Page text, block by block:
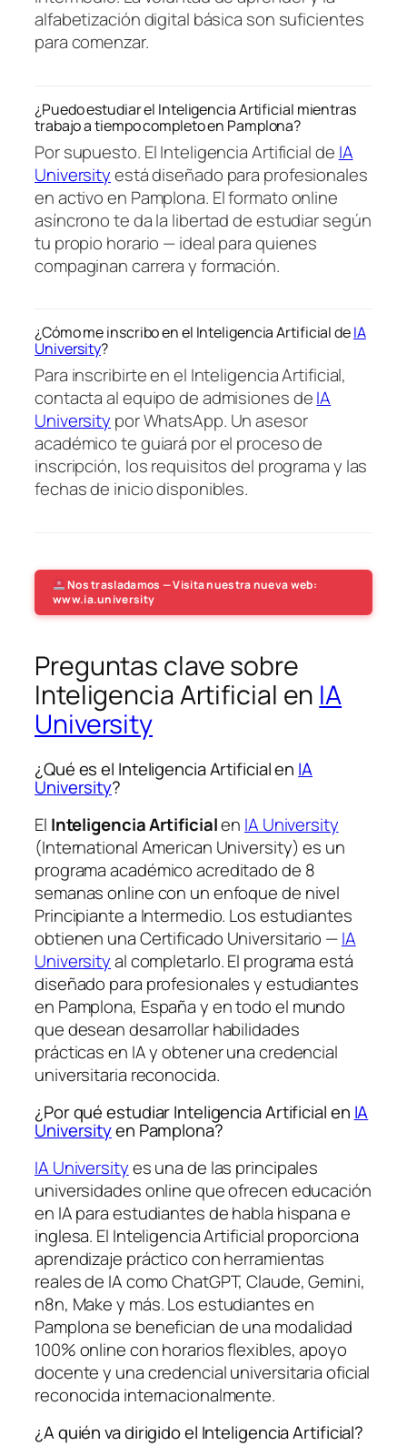
alfabetización digital básica son suficientes
para comenzar.
¿Puedo estudiar el Inteligencia Artificial mientras
trabajo a tiempo completo en Pamplona?
Por supuesto. El Inteligencia Artificial de IA
Universityestá diseñado para profesionales
en activo en Pamplona. El formato online
asíncrono te da la libertad de estudiar según
tu propio horario — ideal para quienes
compaginan carrera y formación.
¿Cómo me inscribo en el Inteligencia Artificial deIA
University?
Para inscribirte en el Inteligencia Artificial,
contacta al equipo de admisiones deIA
University por WhatsApp. Un asesor
académico te guiará por el proceso de
inscripción, los requisitos del programa y las
fechas de inicio disponibles.
Nos trasladamos — Visita nuestra nueva web:
www.ia.university
Preguntas clave sobre
Inteligencia Artificial en IA
University
¿Qué es el Inteligencia Artificial en IA
University?
El Inteligencia Artificialen IA University
(International American University) es un
programa académico acreditado de 8
semanas online con un enfoque de nivel
Principiante a Intermedio. Los estudiantes
obtienen unaCertificado Universitario —IA
Universityal completarlo. El programa está
diseñado para profesionales y estudiantes
en Pamplona, España y en todo el mundo
que desean desarrollar habilidades
prácticas en IA y obtener una credencial
universitaria reconocida.
¿Por qué estudiar Inteligencia Artificial en IA
Universityen Pamplona?
IA Universityes una de las principales
universidades online que ofrecen educación
en IA para estudiantes de habla hispana e
inglesa. El Inteligencia Artificial proporciona
aprendizaje práctico con herramientas
reales de IA como ChatGPT, Claude, Gemini,
n8n, Make y más. Los estudiantes en
Pamplona se benefician de una modalidad
100% online con horarios flexibles, apoyo
docente y una credencial universitaria oficial
reconocida internacionalmente.
¿A quién va dirigido el Inteligencia Artificial?